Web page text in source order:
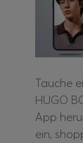
Tauche
HUGO
App
ein,